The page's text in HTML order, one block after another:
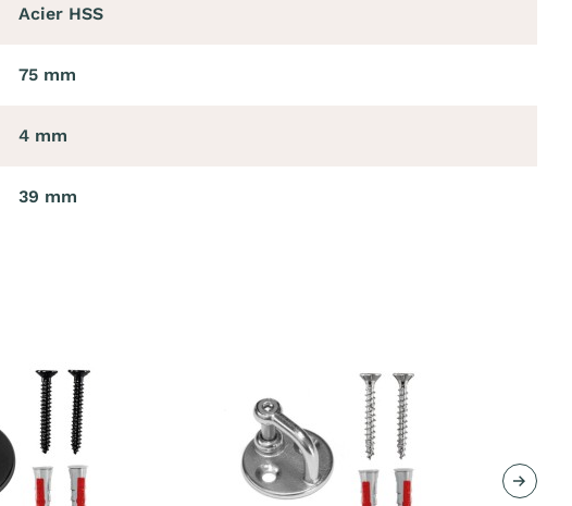
Acier HSS
75 mm
4 mm
39 mm